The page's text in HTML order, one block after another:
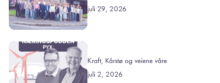
juli 29, 2026
Kraft, Kårstø og veiene våre
juli 2, 2026